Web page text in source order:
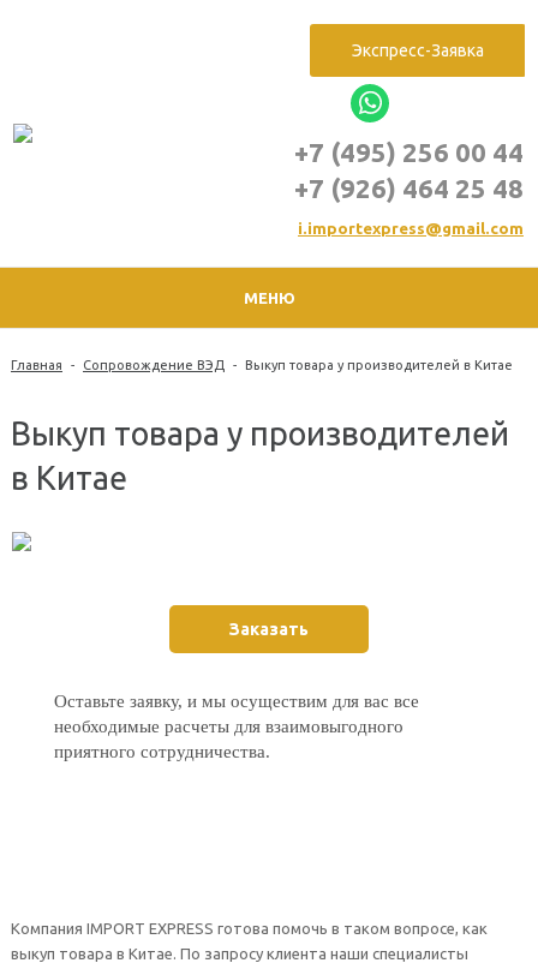
Экспресс-Заявка
+7 (495) 256 00 44
+7 (926) 464 25 48
i.importexpress@gmail.com
МЕНЮ
Главная - Сопровождение ВЭД - Выкуп товара у производителей в Китае
Выкуп товара у производителей
в Китае
Заказать
Оставьте заявку, и мы осуществим для вас все
необходимые расчеты для взаимовыгодного
приятного сотрудничества.
Компания IMPORT EXPRESS готова помочь в таком вопросе, как
выкуп товара в Китае. По запросу клиента наши специалисты